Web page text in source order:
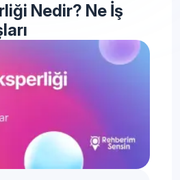
Nedir? Ne İş